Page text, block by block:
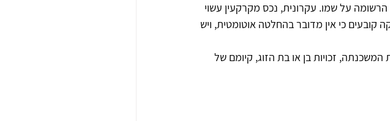
הרשומה על שמו. עקרונית, נכס מקרקעין עשוי
קובעים כי אין מדובר בהחלטה אוטומטית, ויש
זכויות בן או בת הזוג, קיומם של